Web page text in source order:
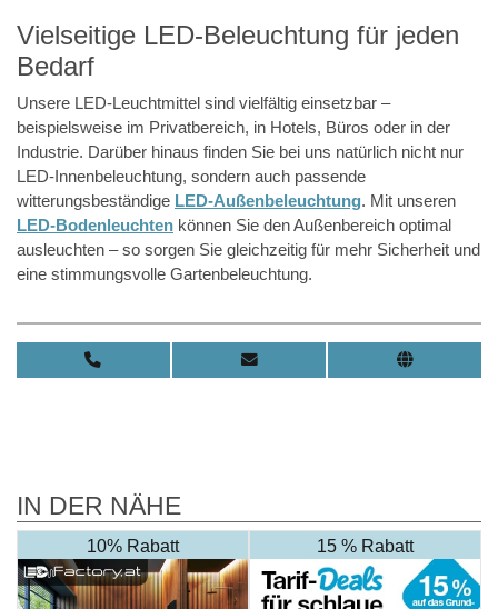
Vielseitige LED-Beleuchtung für jeden
Bedarf
Unsere LED-Leuchtmittel sind vielfältig einsetzbar –
beispielsweise im Privatbereich, in Hotels, Büros oder in der
Industrie. Darüber hinaus finden Sie bei uns natürlich nicht nur
LED-Innenbeleuchtung, sondern auch passende
witterungsbeständige LED-Außenbeleuchtung. Mit unseren
LED-Bodenleuchten können Sie den Außenbereich optimal
ausleuchten – so sorgen Sie gleichzeitig für mehr Sicherheit und
eine stimmungsvolle Gartenbeleuchtung.
IN DER NÄHE
10% Rabatt 15 % Rabatt